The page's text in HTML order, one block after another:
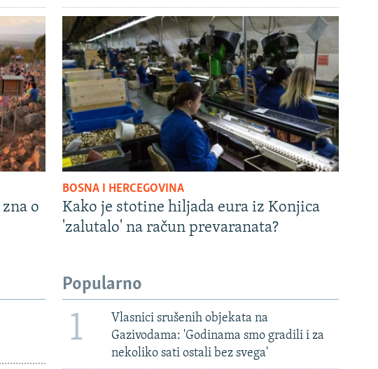
o
BOSNA I HERCEGOVINA
Kako je stotine hiljada eura iz Konjica
'zalutalo' na račun prevaranata?
Popularno
1
Vlasnici srušenih objekata na
Gazivodama: 'Godinama smo gradili i za
nekoliko sati ostali bez svega'